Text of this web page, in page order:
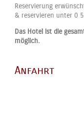
Reservierung
& reservieren unter 0
Das Hotel ist die
möglich.
Anfahrt